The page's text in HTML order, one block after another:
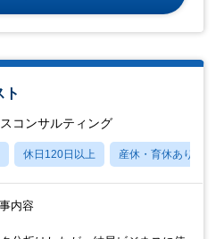
ト
コンサルティング
休日120日以上 産休・育休あり
内容